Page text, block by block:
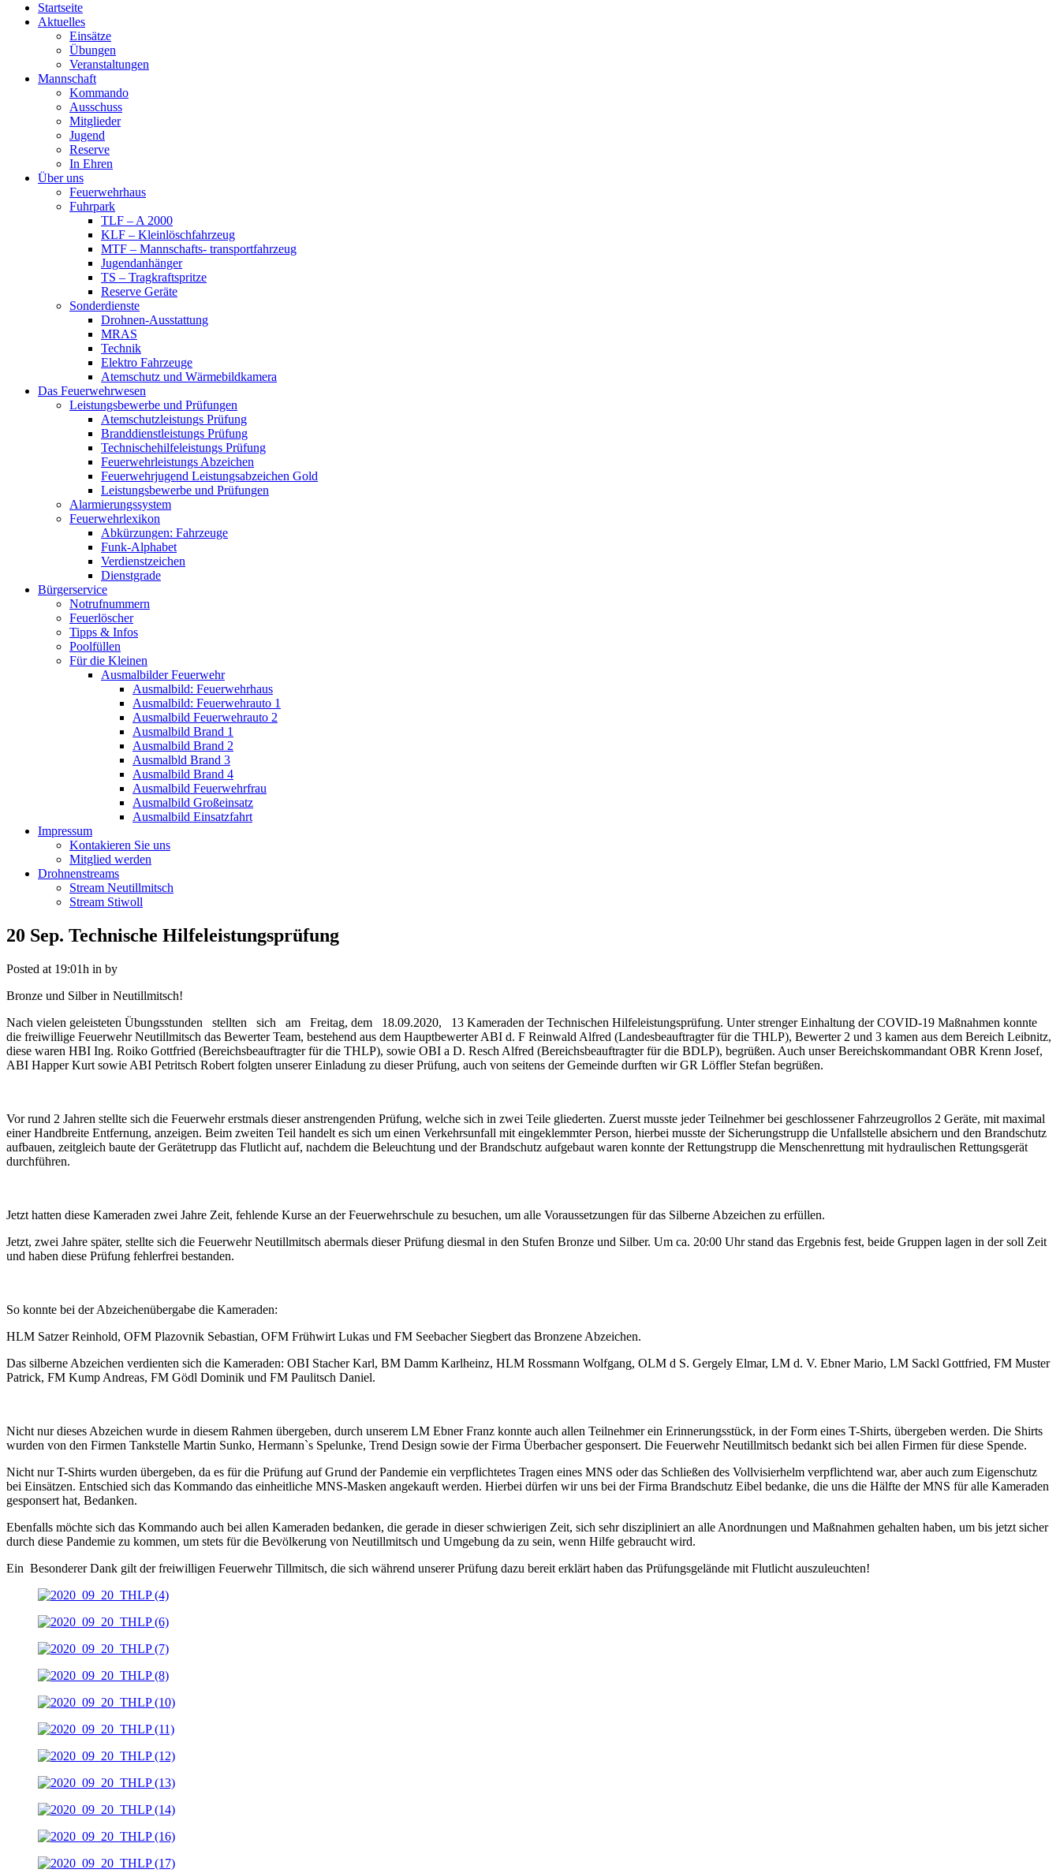
Startseite
Aktuelles
Einsätze
Übungen
Veranstaltungen
Mannschaft
Kommando
Ausschuss
Mitglieder
Jugend
Reserve
In Ehren
Über uns
Feuerwehrhaus
Fuhrpark
TLF – A 2000
KLF – Kleinlöschfahrzeug
MTF – Mannschafts- transportfahrzeug
Jugendanhänger
TS – Tragkraftspritze
Reserve Geräte
Sonderdienste
Drohnen-Ausstattung
MRAS
Technik
Elektro Fahrzeuge
Atemschutz und Wärmebildkamera
Das Feuerwehrwesen
Leistungsbewerbe und Prüfungen
Atemschutzleistungs Prüfung
Branddienstleistungs Prüfung
Technischehilfeleistungs Prüfung
Feuerwehrleistungs Abzeichen
Feuerwehrjugend Leistungsabzeichen Gold
Leistungsbewerbe und Prüfungen
Alarmierungssystem
Feuerwehrlexikon
Abkürzungen: Fahrzeuge
Funk-Alphabet
Verdienstzeichen
Dienstgrade
Bürgerservice
Notrufnummern
Feuerlöscher
Tipps & Infos
Poolfüllen
Für die Kleinen
Ausmalbilder Feuerwehr
Ausmalbild: Feuerwehrhaus
Ausmalbild: Feuerwehrauto 1
Ausmalbild Feuerwehrauto 2
Ausmalbild Brand 1
Ausmalbild Brand 2
Ausmalbld Brand 3
Ausmalbild Brand 4
Ausmalbild Feuerwehrfrau
Ausmalbild Großeinsatz
Ausmalbild Einsatzfahrt
Impressum
Kontakieren Sie uns
Mitglied werden
Drohnenstreams
Stream Neutillmitsch
Stream Stiwoll
20 Sep. Technische Hilfeleistungsprüfung
Posted at 19:01h in by
Bronze und Silber in Neutillmitsch!
Nach vielen geleisteten Übungsstunden stellten sich am Freitag, dem 18.09.2020, 13 Kameraden der Technischen Hilfeleistungsprüfung. Unter strenger Einhaltung der COVID-19 Maßnahmen konnte
die freiwillige Feuerwehr Neutillmitsch das Bewerter Team, bestehend aus dem Hauptbewerter ABI d. F Reinwald Alfred (Landesbeauftragter für die THLP), Bewerter 2 und 3 kamen aus dem Bereich Leibnitz,
diese waren HBI Ing. Roiko Gottfried (Bereichsbeauftragter für die THLP), sowie OBI a D. Resch Alfred (Bereichsbeauftragter für die BDLP), begrüßen. Auch unser Bereichskommandant OBR Krenn Josef,
ABI Happer Kurt sowie ABI Petritsch Robert folgten unserer Einladung zu dieser Prüfung, auch von seitens der Gemeinde durften wir GR Löffler Stefan begrüßen.
Vor rund 2 Jahren stellte sich die Feuerwehr erstmals dieser anstrengenden Prüfung, welche sich in zwei Teile gliederten. Zuerst musste jeder Teilnehmer bei geschlossener Fahrzeugrollos 2 Geräte, mit maximal
einer Handbreite Entfernung, anzeigen. Beim zweiten Teil handelt es sich um einen Verkehrsunfall mit eingeklemmter Person, hierbei musste der Sicherungstrupp die Unfallstelle absichern und den Brandschutz
aufbauen, zeitgleich baute der Gerätetrupp das Flutlicht auf, nachdem die Beleuchtung und der Brandschutz aufgebaut waren konnte der Rettungstrupp die Menschenrettung mit hydraulischen Rettungsgerät
durchführen.
Jetzt hatten diese Kameraden zwei Jahre Zeit, fehlende Kurse an der Feuerwehrschule zu besuchen, um alle Voraussetzungen für das Silberne Abzeichen zu erfüllen.
Jetzt, zwei Jahre später, stellte sich die Feuerwehr Neutillmitsch abermals dieser Prüfung diesmal in den Stufen Bronze und Silber. Um ca. 20:00 Uhr stand das Ergebnis fest, beide Gruppen lagen in der soll Zeit
und haben diese Prüfung fehlerfrei bestanden.
So konnte bei der Abzeichenübergabe die Kameraden:
HLM Satzer Reinhold, OFM Plazovnik Sebastian, OFM Frühwirt Lukas und FM Seebacher Siegbert das Bronzene Abzeichen.
Das silberne Abzeichen verdienten sich die Kameraden: OBI Stacher Karl, BM Damm Karlheinz, HLM Rossmann Wolfgang, OLM d S. Gergely Elmar, LM d. V. Ebner Mario, LM Sackl Gottfried, FM Muster
Patrick, FM Kump Andreas, FM Gödl Dominik und FM Paulitsch Daniel.
Nicht nur dieses Abzeichen wurde in diesem Rahmen übergeben, durch unserem LM Ebner Franz konnte auch allen Teilnehmer ein Erinnerungsstück, in der Form eines T-Shirts, übergeben werden. Die Shirts
wurden von den Firmen Tankstelle Martin Sunko, Hermann`s Spelunke, Trend Design sowie der Firma Überbacher gesponsert. Die Feuerwehr Neutillmitsch bedankt sich bei allen Firmen für diese Spende.
Nicht nur T-Shirts wurden übergeben, da es für die Prüfung auf Grund der Pandemie ein verpflichtetes Tragen eines MNS oder das Schließen des Vollvisierhelm verpflichtend war, aber auch zum Eigenschutz
bei Einsätzen. Entschied sich das Kommando das einheitliche MNS-Masken angekauft werden. Hierbei dürfen wir uns bei der Firma Brandschutz Eibel bedanke, die uns die Hälfte der MNS für alle Kameraden
gesponsert hat, Bedanken.
Ebenfalls möchte sich das Kommando auch bei allen Kameraden bedanken, die gerade in dieser schwierigen Zeit, sich sehr diszipliniert an alle Anordnungen und Maßnahmen gehalten haben, um bis jetzt sicher
durch diese Pandemie zu kommen, um stets für die Bevölkerung von Neutillmitsch und Umgebung da zu sein, wenn Hilfe gebraucht wird.
Ein Besonderer Dank gilt der freiwilligen Feuerwehr Tillmitsch, die sich während unserer Prüfung dazu bereit erklärt haben das Prüfungsgelände mit Flutlicht auszuleuchten!